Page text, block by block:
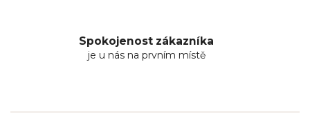
Spokojenost zákazníka
je u nás na prvním místě